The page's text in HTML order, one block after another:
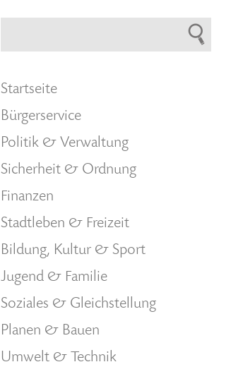
Startseite
Bürgerservice
Politik & Verwaltung
Sicherheit & Ordnung
Finanzen
Stadtleben & Freizeit
Bildung, Kultur & Sport
Jugend & Familie
Soziales & Gleichstellung
Planen & Bauen
Umwelt & Technik